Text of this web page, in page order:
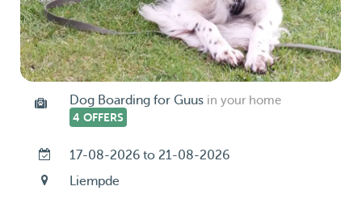
Dog Boarding for Guus in your home
4 OFFERS
17-08-2026 to 21-08-2026
Liempde